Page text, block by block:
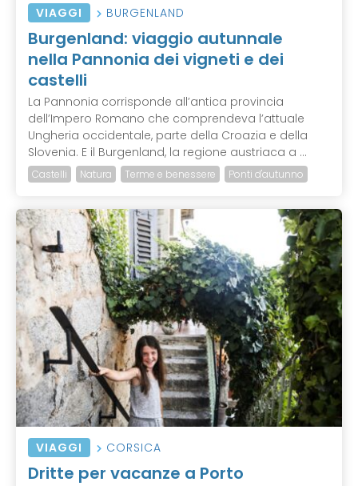
VIAGGI BURGENLAND
Burgenland: viaggio autunnale
nella Pannonia dei vigneti e dei
castelli
La Pannonia corrisponde all’antica provincia
dell’Impero Romano che comprendeva l’attuale
Ungheria occidentale, parte della Croazia e della
Slovenia. E il Burgenland, la regione austriaca a ...
Castelli Natura Terme e benessere Ponti d'autunno
VIAGGI CORSICA
Dritte per vacanze a Porto